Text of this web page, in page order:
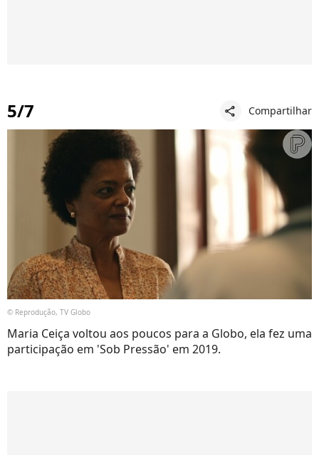
5/7 share Compartilhar
© Reprodução, TV Globo
Maria Ceiça voltou aos poucos para a Globo, ela fez uma
participação em 'Sob Pressão' em 2019.